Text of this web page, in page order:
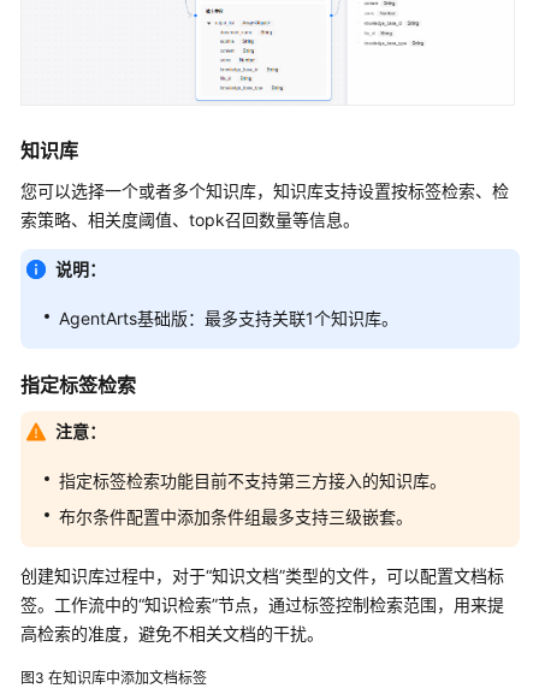
用
节
点
逻
点
工
具
点
消
息
管
节
知识库
您可以选择一个或者多个知识库，知识库支持设置按标签检索、检
索策略、相关度阈值、topk召回数量等信息。
说明：
AgentArts基础版：最多支持关联1个知识库。
指定标签检索
注意：
指定标签检索功能目前不支持第三方接入的知识库。
布尔条件配置中添加条件组最多支持三级嵌套。
创建知识库过程中，对于“知识文档”类型的文件，可以配置文档标
签。工作流中的“知识检索”节点，通过标签控制检索范围，用来提
高检索的准度，避免不相关文档的干扰。
图3 在知识库中添加文档标签